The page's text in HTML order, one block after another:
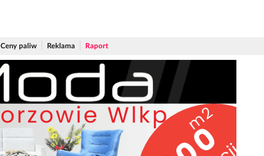
Ceny paliw Reklama Raport